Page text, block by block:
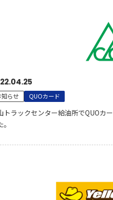
知らせ QUOカード
トラックセンター給油所でQUOカ